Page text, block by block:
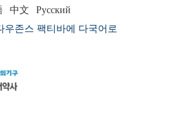
中文
Русский
우존스 팩티바에 다국어로